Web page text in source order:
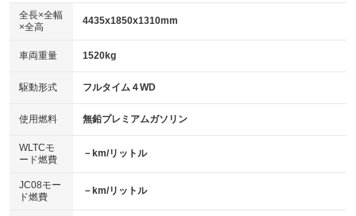
：装備なし
パワーウィンドウ
アイドリングストップ
：装備なし
USB入力端子
：装備あり
100V電源
：装備なし
センターデフロック
：装備なし
電動格納ミラー
：装備なし
：装備あり
革シート
キーレス
HID(キセノンライト)
：装備あり
バックカメラ
：装備あり
エアロ
：装備なし
：装備なし
パワーシート
全長×全幅
×全高
4435x1850x1310mm
車両重量 1520kg
駆動形式 フルタイム４WD
使用燃料 無鉛プレミアムガソリン
WLTCモ
ード燃費
－km/リットル
JC08モー
ド燃費
－km/リットル